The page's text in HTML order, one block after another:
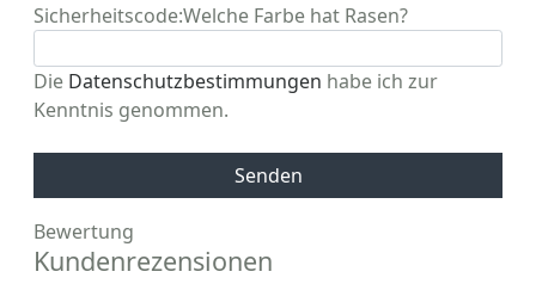
Sicherheitscode:Welche Farbe hat Rasen?
Die Datenschutzbestimmungen habe ich zur
Kenntnis genommen.
Senden
Bewertung
Kundenrezensionen